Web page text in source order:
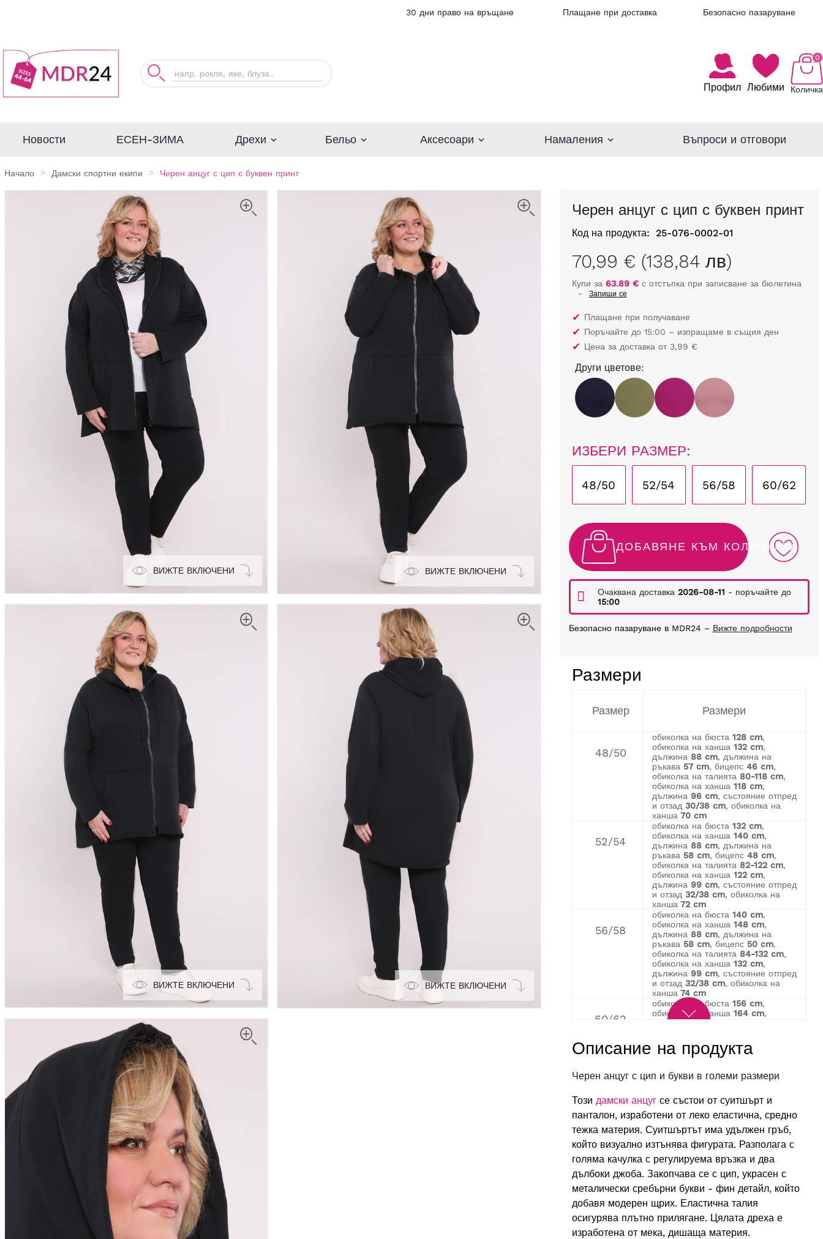
30 дни право на връщане Плащане при доставка Безопасно пазаруване
Профил Любими Количка
0
Новости ЕСЕН-ЗИМА Дрехи Бельо Аксесоари Намаления Въпроси и отговори
Начало Дамски спортни екипи Черен анцуг с цип с буквен принт
ВИЖТЕ ВКЛЮЧЕНИ ВИЖТЕ ВКЛЮЧЕНИ
ВИЖТЕ ВКЛЮЧЕНИ ВИЖТЕ ВКЛЮЧЕНИ
Черен анцуг с цип с буквен принт
Код на продукта: 25-076-0002-01
70,99 € (138,84 лв)
Купи за 63.89 €с отстъпка при записване за бюлетина
-
Запиши се
✔ Плащане при получаване
✔ Поръчайте до 15:00 – изпращаме в същия ден
✔ Цена за доставка от 3,99 €
Други цветове:
ИЗБЕРИ РАЗМЕР:
48/50 52/54 56/58 60/62
ДОБАВЯНЕ КЪМ КОЛИЧКАТА
Очаквана доставка 2026-08-11 - поръчайте до
15:00
Безопасно пазаруване в MDR24 – Вижте подробности
Размери
Размер Размери
48/50
обиколка на бюста 128 cm,
обиколка на ханша 132 cm,
дължина 88 cm, дължина на
ръкава 57 cm, бицепс 46 cm,
обиколка на талията 80-118 cm,
обиколка на ханша 118 cm,
дължина 96 cm, състояние отпред
и отзад 30/38 cm, обиколка на
ханша 70 cm
52/54
обиколка на бюста 132 cm,
обиколка на ханша 140 cm,
дължина 88 cm, дължина на
ръкава 58 cm, бицепс 48 cm,
обиколка на талията 82-122 cm,
обиколка на ханша 122 cm,
дължина 99 cm, състояние отпред
и отзад 32/38 cm, обиколка на
ханша 72 cm
56/58
обиколка на бюста 140 cm,
обиколка на ханша 148 cm,
дължина 88 cm, дължина на
ръкава 58 cm, бицепс 50 cm,
обиколка на талията 84-132 cm,
обиколка на ханша 132 cm,
дължина 99 cm, състояние отпред
и отзад 32/38 cm, обиколка на
ханша 74 cm
60/62
обиколка на бюста 156 cm,
обиколка на ханша 164 cm,
обиколка на ханша 140 cm
и отзад 32/40 cm, бедро 80 cm
Описание на продукта
Черен анцуг с цип и букви в големи размери
Този дамски анцугсе състои от суитшърт и
панталон, изработени от леко еластична, средно
тежка материя. Суитшъртът има удължен гръб,
който визуално изтънява фигурата. Разполага с
голяма качулка с регулируема връзка и два
дълбоки джоба. Закопчава се с цип, украсен с
металически сребърни букви - фин детайл, който
добавя модерен щрих. Еластична талия
осигурява плътно прилягане. Цялата дреха е
изработена от мека, дишаща материя.